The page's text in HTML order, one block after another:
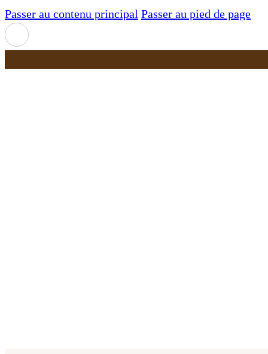
Passer au contenu principal Passer au pied de page